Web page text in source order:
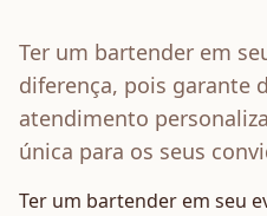
Ter um bartender em
diferença, pois garante
atendimento
única para os seus
Ter um bartender em seu